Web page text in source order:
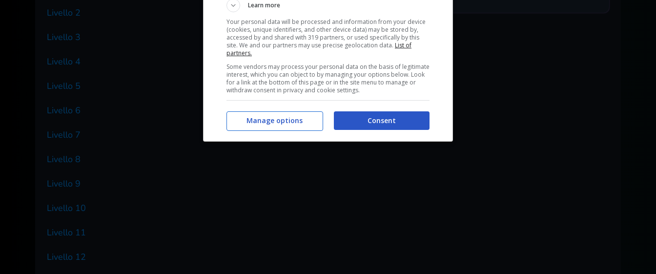
Livello 2
Livello 3
Livello 4
Livello 5
Livello 6
Livello 7
Livello 8
Livello 9
Livello 10
Livello 11
Livello 12
Learn more
Your personal data will be processed and information from your device
(cookies, unique identifiers, and other device data) may be stored by,
accessed by and shared with 319 partners, or used specifically by this
site. We and our partners may use precise geolocation data. List of
partners.
Some vendors may process your personal data on the basis of legitimate
interest, which you can object to by managing your options below. Look
for a link at the bottom of this page or in the site menu to manage or
withdraw consent in privacy and cookie settings.
Consent
Manage options